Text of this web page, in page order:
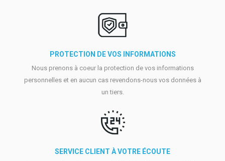
PROTECTION DE VOS INFORMATIONS
Nous prenons à coeur la protection de vos informations
personnelles et en aucun cas revendons-nous vos données à
un tiers.
SERVICE CLIENT À VOTRE ÉCOUTE